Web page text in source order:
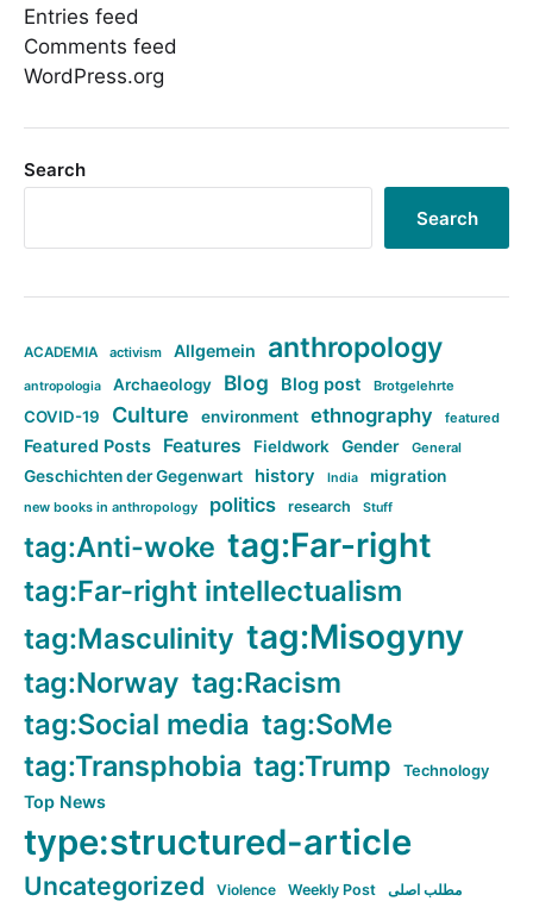
Entries feed
Comments feed
WordPress.org
Search
Search
ACADEMIA activism Allgemein anthropology
antropologia Archaeology Blog Blog post Brotgelehrte
COVID-19 Culture environment ethnography featured
Featured Posts Features Fieldwork Gender General
Geschichten der Gegenwart history India migration
new books in anthropology politics research Stuff
tag:Anti-woke tag:Far-right
tag:Far-right intellectualism
tag:Masculinity tag:Misogyny
tag:Norway tag:Racism
tag:Social media tag:SoMe
tag:Transphobia tag:Trump Technology
Top News
type:structured-article
Uncategorized Violence Weekly Post مطلب اصلی